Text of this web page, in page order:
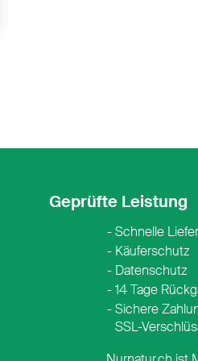
Geprüfte Leistung
Schnelle
Käuferschutz
Datenschutz
14 Tage
Sichere
SSL-